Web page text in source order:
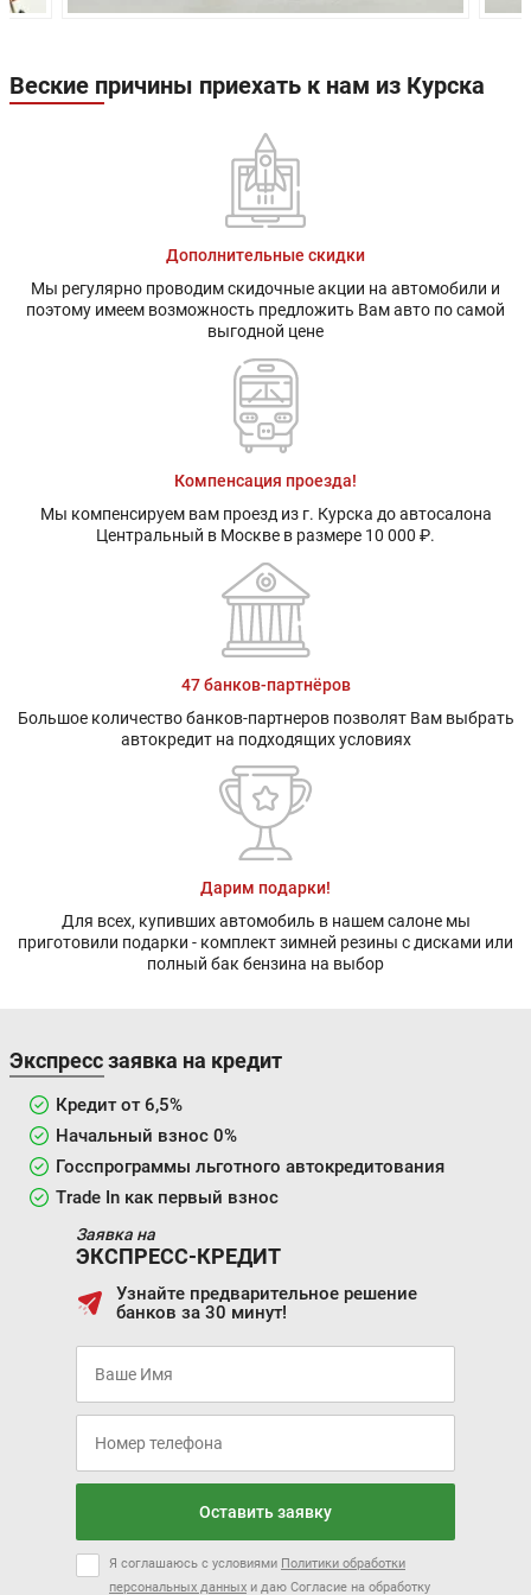
Веские причины приехать к нам из Курска
Дополнительные скидки
Мы регулярно проводим скидочные акции на автомобили и
поэтому имеем возможность предложить Вам авто по самой
выгодной цене
Компенсация проезда!
Мы компенсируем вам проезд из г. Курска до автосалона
Центральный в Москве в размере 10 000 ₽.
47 банков-партнёров
Большое количество банков-партнеров позволят Вам выбрать
автокредит на подходящих условиях
Дарим подарки!
Для всех, купивших автомобиль в нашем салоне мы
приготовили подарки - комплект зимней резины с дисками или
полный бак бензина на выбор
Экспресс заявка на кредит
Кредит от 6,5%
Начальный взнос 0%
Госспрограммы льготного автокредитования
Trade In как первый взнос
Заявка на
ЭКСПРЕСС-КРЕДИТ
Узнайте предварительное решение
банков за 30 минут!
Оставить заявку
Я соглашаюсь с условиями Политики обработки
персональных данных и даю Согласие на обработку